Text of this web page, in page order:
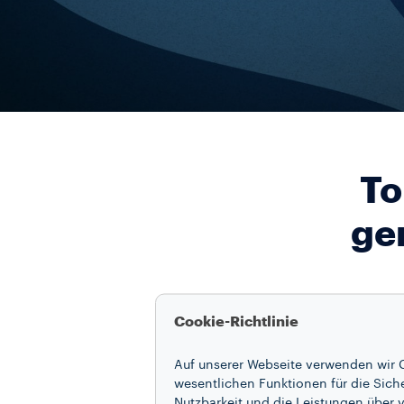
Cookie-Richtlinie
Auf unserer Webseite verwenden
wesentlichen Funktionen für die